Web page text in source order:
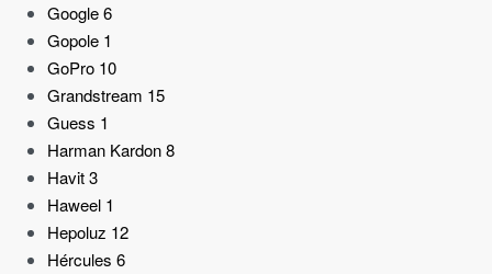
Google6
Gopole 1
GoPro 10
Grandstream 15
Guess 1
Harman Kardon8
Havit3
Haweel 1
Hepoluz 12
Hércules 6